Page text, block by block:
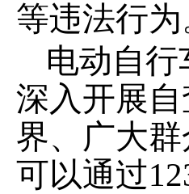
等违法行为
电动自
深入开展自
界、广大
可以通过